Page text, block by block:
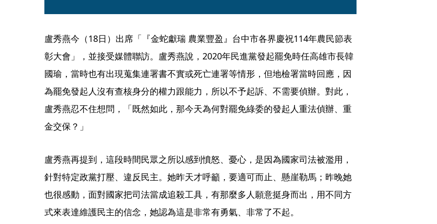
盧秀燕今（18日）出席「『金蛇獻瑞 農業豐盈』台中市各界慶祝114年農民節表
彰大會」，並接受媒體聯訪。盧秀燕說，2020年民進黨發起罷免時任高雄市長韓
國瑜，當時也有出現蒐集連署書不實或死亡連署等情形，但地檢署當時回應，因
為罷免發起人沒有查核身分的權力跟能力，所以不予起訴、不需要偵辦。對此，
盧秀燕忍不住想問，「既然如此，那今天為何對罷免綠委的發起人重法偵辦、重
金交保？」
盧秀燕再提到，這段時間民眾之所以感到憤怒、憂心，是因為國家司法被濫用，
針對特定政黨打壓、違反民主。她昨天才呼籲，要適可而止、懸崖勒馬；昨晚她
也很感動，面對國家把司法當成追殺工具，有那麼多人願意挺身而出，用不同方
式來表達維護民主的信念，她認為這是非常有勇氣、非常了不起。